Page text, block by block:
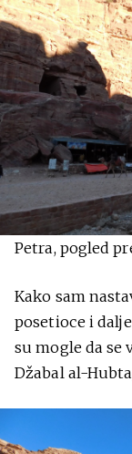
Petra, pogled
Kako sam
posetioce i
su mogle da se
Džabal al-